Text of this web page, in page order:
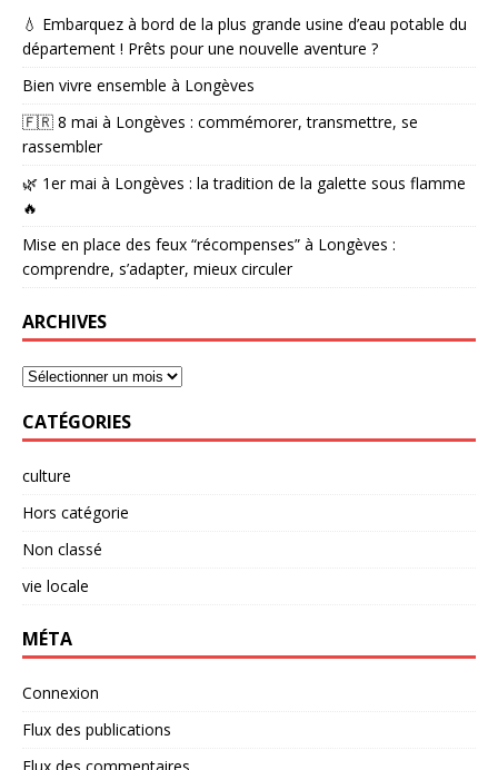
💧 Embarquez à bord de la plus grande usine d’eau potable du
département ! Prêts pour une nouvelle aventure ?
Bien vivre ensemble à Longèves
🇫🇷 8 mai à Longèves : commémorer, transmettre, se
rassembler
🌿 1er mai à Longèves : la tradition de la galette sous flamme
🔥
Mise en place des feux “récompenses” à Longèves :
comprendre, s’adapter, mieux circuler
ARCHIVES
CATÉGORIES
culture
Hors catégorie
Non classé
vie locale
MÉTA
Connexion
Flux des publications